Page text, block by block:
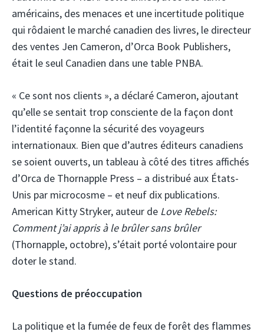
américains, des menaces et une incertitude politique
qui rôdaient le marché canadien des livres, le directeur
des ventes Jen Cameron, d’Orca Book Publishers,
était le seul Canadien dans une table PNBA.
« Ce sont nos clients », a déclaré Cameron, ajoutant
qu’elle se sentait trop consciente de la façon dont
l’identité façonne la sécurité des voyageurs
internationaux. Bien que d’autres éditeurs canadiens
se soient ouverts, un tableau à côté des titres affichés
d’Orca de Thornapple Press – a distribué aux États-
Unis par microcosme – et neuf dix publications.
American Kitty Stryker, auteur de Love Rebels:
Comment j’ai appris à le brûler sans brûler
(Thornapple, octobre), s’était porté volontaire pour
doter le stand.
Questions de préoccupation
La politique et la fumée de feux de forêt des flammes